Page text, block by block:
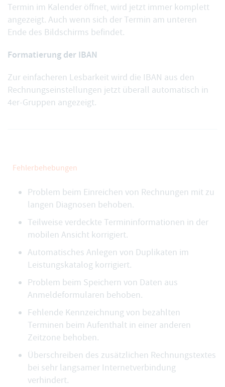
Termin im Kalender öffnet, wird jetzt immer komplett
angezeigt. Auch wenn sich der Termin am unteren
Ende des Bildschirms befindet.
Formatierung der IBAN
Zur einfacheren Lesbarkeit wird die IBAN aus den
Rechnungseinstellungen jetzt überall automatisch in
4er-Gruppen angezeigt.
Fehlerbehebungen
Problem beim Einreichen von Rechnungen mit zu
langen Diagnosen behoben.
Teilweise verdeckte Termininformationen in der
mobilen Ansicht korrigiert.
Automatisches Anlegen von Duplikaten im
Leistungskatalog korrigiert.
Problem beim Speichern von Daten aus
Anmeldeformularen behoben.
Fehlende Kennzeichnung von bezahlten
Terminen beim Aufenthalt in einer anderen
Zeitzone behoben.
Überschreiben des zusätzlichen Rechnungstextes
bei sehr langsamer Internetverbindung
verhindert.